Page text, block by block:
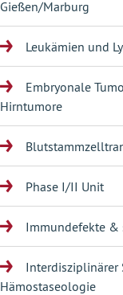
Gießen/Marburg
Leukämien und
Embryonale
Hirntumore
Phase I/II Unit
Immundefekte &
Interdisziplinärer
Hämostaseologie